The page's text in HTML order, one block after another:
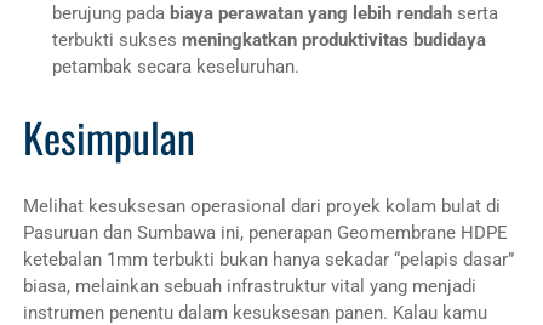
berujung pada biaya perawatan yang lebih rendahserta
terbukti sukses meningkatkan produktivitas budidaya
petambak secara keseluruhan.
Kesimpulan
Melihat kesuksesan operasional dari proyek kolam bulat di
Pasuruan dan Sumbawa ini, penerapan Geomembrane HDPE
ketebalan 1mm terbukti bukan hanya sekadar “pelapis dasar”
biasa, melainkan sebuah infrastruktur vital yang menjadi
instrumen penentu dalam kesuksesan panen. Kalau kamu